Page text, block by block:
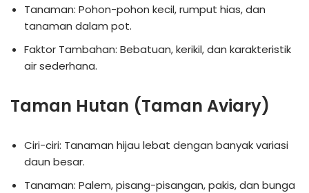
Tanaman: Pohon-pohon kecil, rumput hias, dan
tanaman dalam pot.
Faktor Tambahan: Bebatuan, kerikil, dan karakteristik
air sederhana.
Taman Hutan (Taman Aviary)
Ciri-ciri: Tanaman hijau lebat dengan banyak variasi
daun besar.
Tanaman: Palem, pisang-pisangan, pakis, dan bunga